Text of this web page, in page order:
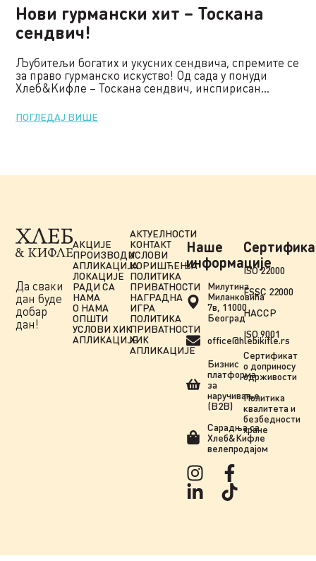
Нови гурмански хит – Тоскана
сендвич!
Љубитељи богатих и укусних сендвича, спремите се
за право гурманско искуство! Од сада у понуди
Хлеб&Kифле – Тоскана сендвич, инспирисан...
ПОГЛЕДАЈ ВИШЕ
Да сваки
дан буде
добар
дан!
АКЦИЈЕ
ПРОИЗВОДИ
АПЛИКАЦИЈА
ЛОКАЦИЈЕ
РАДИ СА
НАМА
О НАМА
ОПШТИ
УСЛОВИ ХИК
АПЛИКАЦИЈЕ
АКТУЕЛНОСТИ
КОНТАКТ
УСЛОВИ
КОРИШЋЕЊА
ПОЛИТИКА
ПРИВАТНОСТИ
НАГРАДНА
ИГРА
ПОЛИТИКА
ПРИВАТНОСТИ
ХИК
АПЛИКАЦИЈЕ
ISO 22000
FSSC 22000
HACCP
ISO 9001
Сертификат
о доприносу
одрживости
Политика
квалитета и
безбедности
хране
Наше
информације
Милутина
Миланковића
7в, 11000
Београд
office@hlebikifle.rs
Бизнис
платформа
за
наручивање
(B2B)
Сарадња сa
Хлеб&Кифле
велепродајом